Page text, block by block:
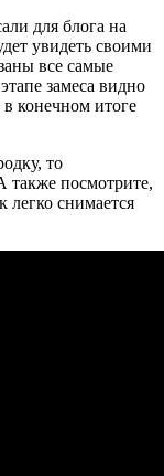
для блога на
увидеть своими
все самые
замеса видно
в конечном итоге
то
также посмотрите,
легко снимается